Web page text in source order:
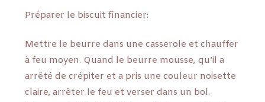
Préparer le biscuit financier:
Mettre le beurre dans une casserole et chauffer
à feu moyen. Quand le beurre mousse, qu’il a
arrêté de crépiter et a pris une couleur noisette
claire, arrêter le feu et verser dans un bol.